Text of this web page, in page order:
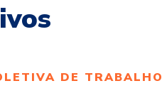
DE TRABALHO